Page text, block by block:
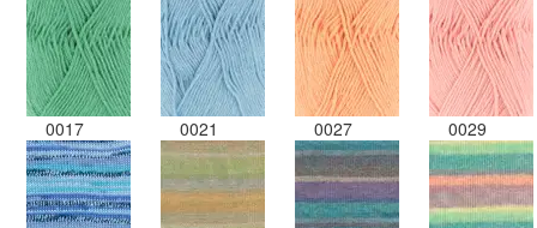
0017 0021 0027 0029